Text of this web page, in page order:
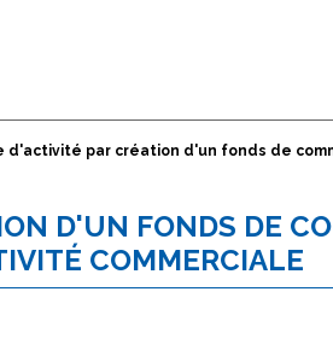
d'activité par création d'un fonds de
D'UN FONDS DE
COMMERCIALE